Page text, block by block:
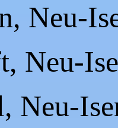
Neu-
Neu-
, Neu-